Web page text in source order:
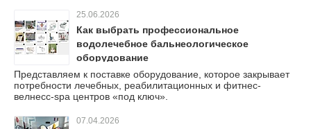
25.06.2026
Как выбрать профессиональное
водолечебное бальнеологическое
оборудование
Представляем к поставке оборудование, которое закрывает
потребности лечебных, реабилитационных и фитнес-
велнесс-spa центров «под ключ».
07.04.2026